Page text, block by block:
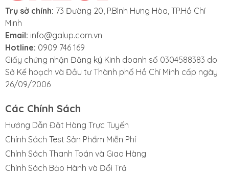
RP62:
Download
Trụ sở chính: 73 Đường 20, P.Bình Hưng Hòa, TP.Hồ Chí
Minh
Email: info@galup.com.vn
Hotline: 0909 746 169
Giấy chứng nhận Đăng ký Kinh doanh số 0304588383 do
Sở Kế hoạch và Đầu tư Thành phố Hồ Chí Minh cấp ngày
26/09/2006
Các Chính Sách
Hướng Dẫn Đặt Hàng Trực Tuyến
Chính Sách Test Sản Phẩm Miễn Phí
Chính Sách Thanh Toán và Giao Hàng
Chính Sách Bảo Hành và Đổi Trả